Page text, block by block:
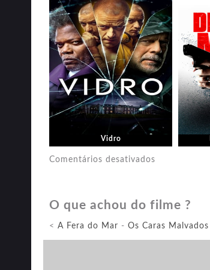
Vidro
Comentários desativados
O que achou do filme ?
< A Fera do Mar - Os Caras Malvados